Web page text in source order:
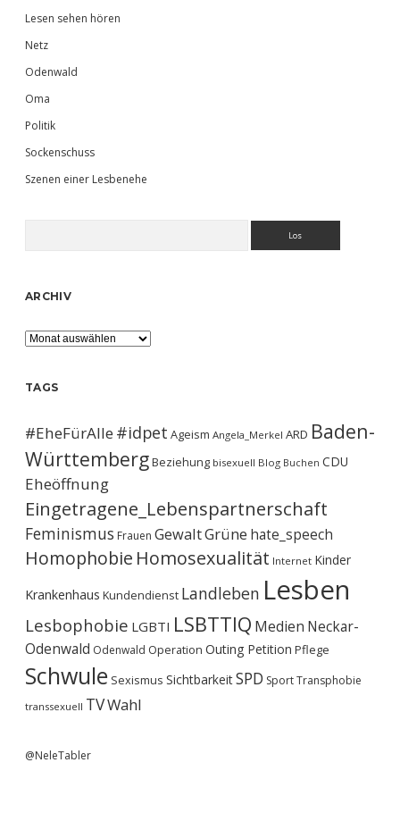
Lesen sehen hören
Netz
Odenwald
Oma
Politik
Sockenschuss
Szenen einer Lesbenehe
ARCHIV
Archiv
TAGS
#EheFürAlle#idpet Ageism Angela_Merkel ARD Baden-
WürttembergBeziehung bisexuell Blog Buchen CDU
Eheöffnung
Eingetragene_Lebenspartnerschaft
Feminismus Frauen GewaltGrüne hate_speech
Homophobie Homosexualität Internet Kinder
Krankenhaus Kundendienst Landleben Lesben
Lesbophobie LGBTI LSBTTIQ Medien Neckar-
Odenwald Odenwald Operation Outing Petition Pflege
Schwule Sexismus SichtbarkeitSPD SportTransphobie
transsexuell TVWahl
@NeleTabler